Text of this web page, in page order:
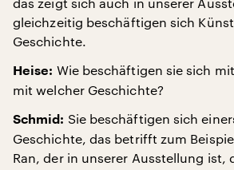
gleichzeitig beschäftigen sich
Geschichte.
Heise: Wie beschäftigen sie sich
mit welcher Geschichte?
Schmid: Sie beschäftigen sich
Geschichte, das betrifft zum
Ran, der in unserer Ausstellung ist,